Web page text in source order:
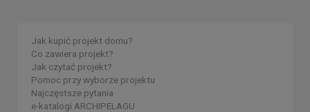
Jak kupić projekt domu?
Co zawiera projekt?
Jak czytać projekt?
Pomoc przy wyborze projektu
Najczęstsze pytania
e-katalogi ARCHIPELAGU